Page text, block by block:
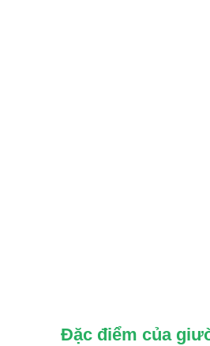
Đặc điểm của